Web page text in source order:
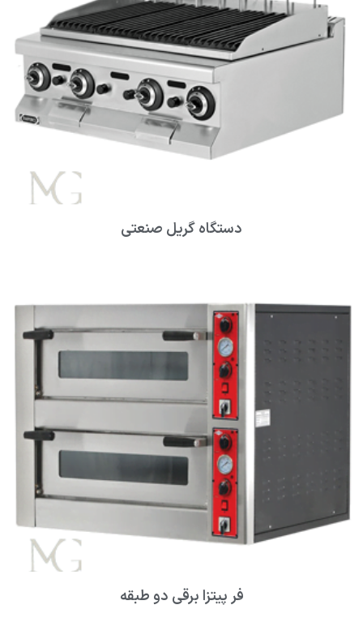
دستگاه گریل صنعتی
فر پیتزا برقی دو طبقه